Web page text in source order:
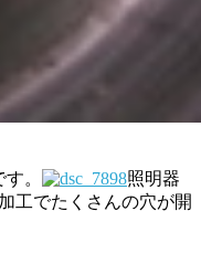
。
照明器
工でたくさんの穴が開